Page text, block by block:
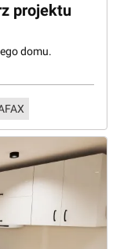
projektu
domu.